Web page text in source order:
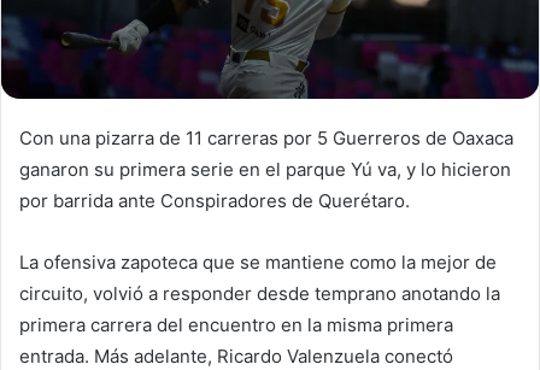
Con una pizarra de 11 carreras por 5 Guerreros de Oaxaca
ganaron su primera serie en el parque Yú va, y lo hicieron
por barrida ante Conspiradores de Querétaro.
La ofensiva zapoteca que se mantiene como la mejor de
circuito, volvió a responder desde temprano anotando la
primera carrera del encuentro en la misma primera
entrada. Más adelante, Ricardo Valenzuela conectó